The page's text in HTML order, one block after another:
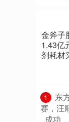
金斧子
1.43亿
剂耗材
1
东
赛，汪
_成功